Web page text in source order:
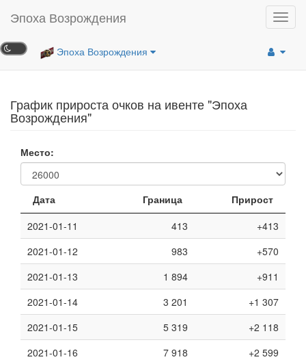
Эпоха Возрождения
Эпоха Возрождения
График прироста очков на ивенте "Эпоха
Возрождения"
Место:
Дата Граница
Прирост
2021-01-11
413
+413
2021-01-12
983
+570
2021-01-13
1 894
+911
2021-01-14
3 201
+1 307
2021-01-15
5 319
+2 118
2021-01-16
7 918
+2 599